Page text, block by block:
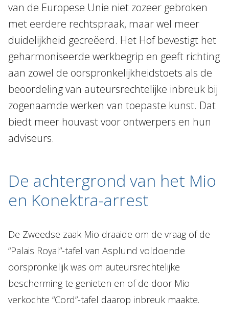
van de Europese Unie niet zozeer gebroken
met eerdere rechtspraak, maar wel meer
duidelijkheid gecreëerd. Het Hof bevestigt het
geharmoniseerde werkbegrip en geeft richting
aan zowel de oorspronkelijkheidstoets als de
beoordeling van auteursrechtelijke inbreuk bij
zogenaamde werken van toepaste kunst. Dat
biedt meer houvast voor ontwerpers en hun
adviseurs.
De achtergrond van het Mio
en Konektra-arrest
De Zweedse zaak Mio draaide om de vraag of de
“Palais Royal”-tafel van Asplund voldoende
oorspronkelijk was om auteursrechtelijke
bescherming te genieten en of de door Mio
verkochte “Cord”-tafel daarop inbreuk maakte.